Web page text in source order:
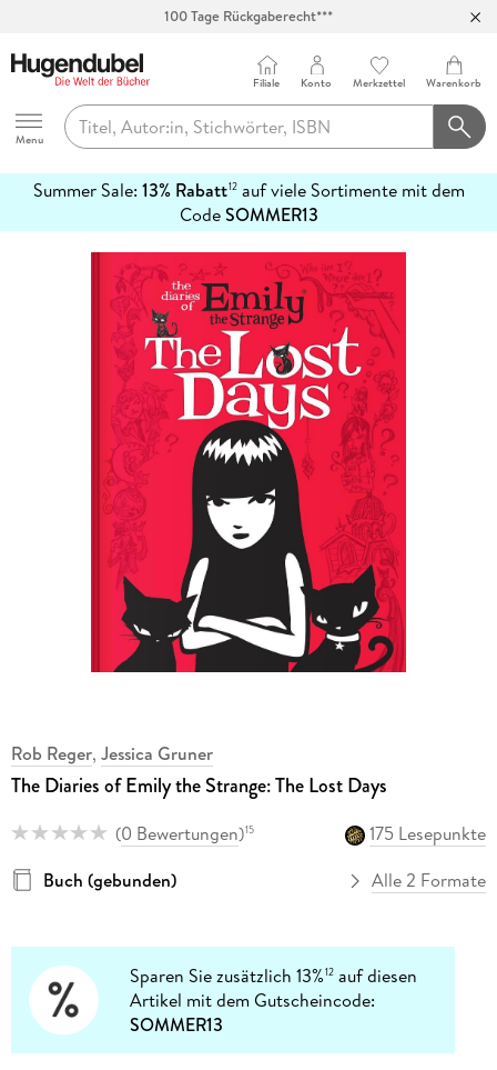
100 Tage Rückgaberecht***
Hugendubel
Menu
Filiale Konto Merkzettel Warenkorb
Summer Sale: 13% Rabatt12auf viele Sortimente mit dem
CodeSOMMER13
erfahren
Rob Reger, Jessica Gruner
The Diaries of Emily the Strange: The Lost Days
(0 Bewertungen)15
175 Lesepunkte
Buch (gebunden)
Alle 2 Formate
Sparen Sie zusätzlich 13%12 auf diesen
Artikel mit dem Gutscheincode:
SOMMER13